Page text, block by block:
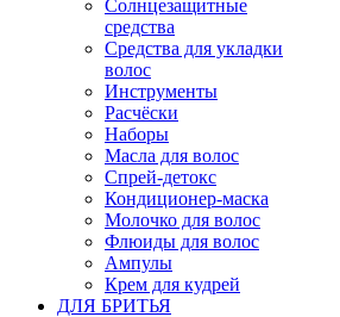
Солнцезащитные
средства
Средства для укладки
волос
Инструменты
Расчёски
Наборы
Масла для волос
Спрей-детокс
Кондиционер-маска
Молочко для волос
Флюиды для волос
Ампулы
Крем для кудрей
ДЛЯ БРИТЬЯ